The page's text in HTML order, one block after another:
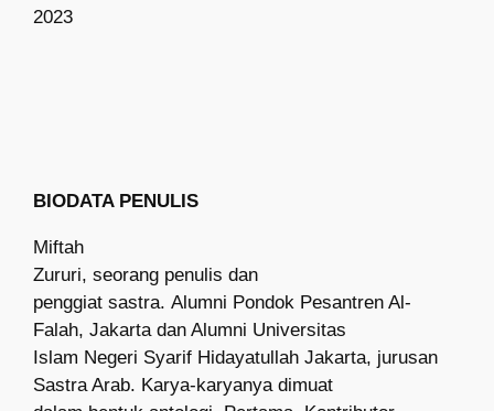
2023
BIODATA PENULIS
Miftah
Zururi, seorang penulisdan
penggiat sastra.Alumni Pondok Pesantren Al-
Falah, Jakarta dan Alumni Universitas
Islam Negeri Syarif Hidayatullah Jakarta, jurusan
Sastra Arab. Karya-karyanya dimuat